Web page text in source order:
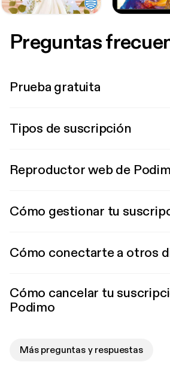
Preguntas
Prueba gratuita
Tipos de suscripción
Reproductor web de
Cómo gestionar tu
Cómo conectarte a otros
Cómo cancelar tu
Podimo
Más preguntas y respuestas